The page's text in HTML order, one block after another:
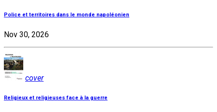
Police et territoires dans le monde napoléonien
Nov 30, 2026
cover
Religieux et religieuses face à la guerre